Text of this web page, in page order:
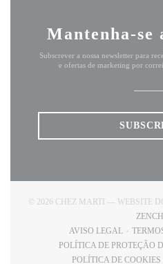
Mantenha-se
Subscrever a nossa newsletter para
e ofertas de marketing por
© 2026 CHEZ MARTI — WEBSITE
AVISO LEGAL
((ABRE NUMA
POLÍTICA DE PROTEÇÃO
POLÍTICA DE COOKIES